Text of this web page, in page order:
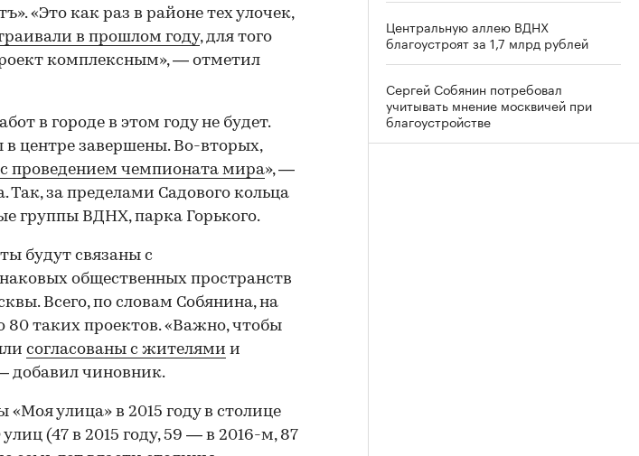
«Это как раз в районе тех улочек,
в прошлом году, для того
комплексным», — отметил
в городе в этом году не будет.
центре завершены. Во-вторых,
проведением чемпионата мира», —
Так, за пределами Садового кольца
группы ВДНХ, парка Горького.
будут связаны с
общественных пространств
Всего, по словам Собянина, на
80 таких проектов. «Важно, чтобы
согласованы с жителями и
добавил чиновник.
улица» в 2015 году в столице
(47 в 2015 году, 59 — в 2016-м, 87
Центральную аллею ВДНХ
благоустроят за 1,7 млрд рублей
Сергей Собянин потребовал
учитывать мнение москвичей при
благоустройстве